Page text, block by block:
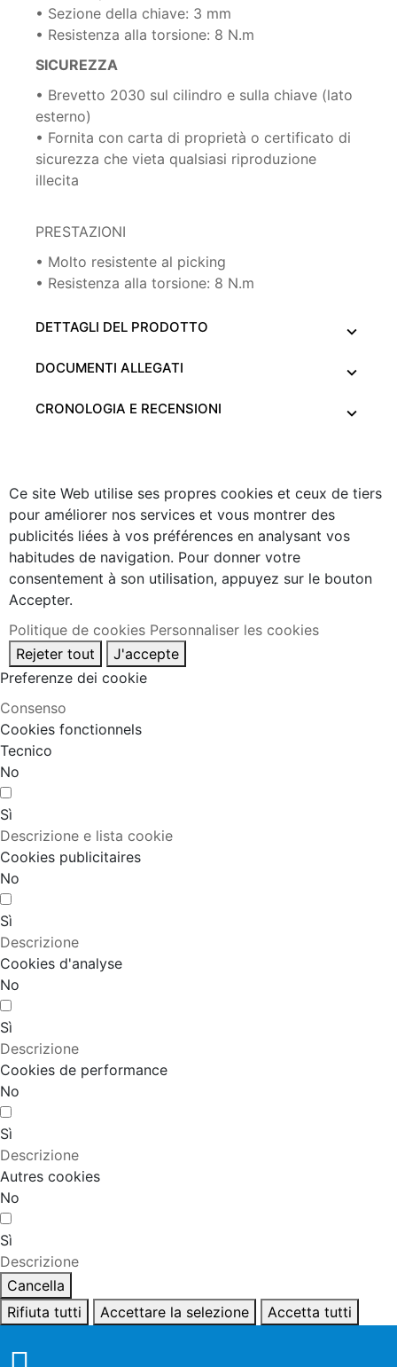
• Sezione della chiave: 3 mm
• Resistenza alla torsione: 8 N.m
SICUREZZA
• Brevetto 2030 sul cilindro e sulla chiave (lato
esterno)
• Fornita con carta di proprietà o certificato di
sicurezza che vieta qualsiasi riproduzione
illecita
PRESTAZIONI
• Molto resistente al picking
• Resistenza alla torsione: 8 N.m
DETTAGLI DEL PRODOTTO
DOCUMENTI ALLEGATI
CRONOLOGIA E RECENSIONI
Ce site Web utilise ses propres cookies et ceux de tiers
pour améliorer nos services et vous montrer des
publicités liées à vos préférences en analysant vos
habitudes de navigation. Pour donner votre
consentement à son utilisation, appuyez sur le bouton
Accepter.
Politique de cookies Personnaliser les cookies
Rejeter tout
J'accepte
Preferenze dei cookie
Consenso
Cookies fonctionnels
Tecnico
No
Sì
Descrizione e lista cookie
Cookies publicitaires
No
Sì
Descrizione
Cookies d'analyse
No
Sì
Descrizione
Cookies de performance
No
Sì
Descrizione
Autres cookies
No
Sì
Descrizione
Cancella
Rifiuta tutti
Accettare la selezione Accetta tutti